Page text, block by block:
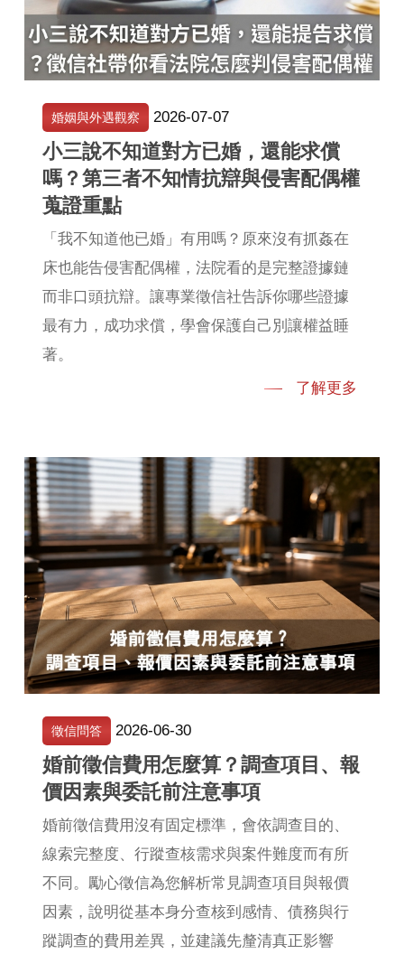
婚姻與外遇觀察 2026-07-07
小三說不知道對方已婚，還能求償
嗎？第三者不知情抗辯與侵害配偶權
蒐證重點
「我不知道他已婚」有用嗎？原來沒有抓姦在
床也能告侵害配偶權，法院看的是完整證據鏈
而非口頭抗辯。讓專業徵信社告訴你哪些證據
最有力，成功求償，學會保護自己別讓權益睡
著。
了解更多
徵信問答 2026-06-30
婚前徵信費用怎麼算？調查項目、報
價因素與委託前注意事項
婚前徵信費用沒有固定標準，會依調查目的、
線索完整度、行蹤查核需求與案件難度而有所
不同。勵心徵信為您解析常見調查項目與報價
因素，說明從基本身分查核到感情、債務與行
蹤調查的費用差異，並建議先釐清真正影響